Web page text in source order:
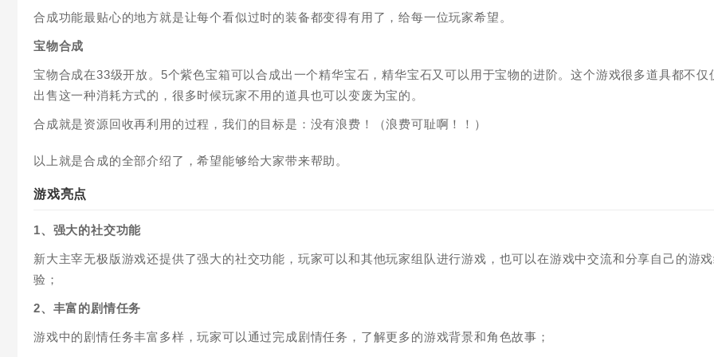
合成功能最贴心的地方就是让每个看似过时的装备都变得有用了，给每一位玩家希望。
宝物合成
宝物合成在33级开放。5个紫色宝箱可以合成出一个精华宝石，精华宝石又可以用于宝物的进阶。这个游戏很多道具都不仅
出售这一种消耗方式的，很多时候玩家不用的道具也可以变废为宝的。
合成就是资源回收再利用的过程，我们的目标是：没有浪费！（浪费可耻啊！！）
以上就是合成的全部介绍了，希望能够给大家带来帮助。
游戏亮点
1、强大的社交功能
新大主宰无极版游戏还提供了强大的社交功能，玩家可以和其他玩家组队进行游戏，也可以在游戏中交流和分享自己的游
验；
2、丰富的剧情任务
游戏中的剧情任务丰富多样，玩家可以通过完成剧情任务，了解更多的游戏背景和角色故事；